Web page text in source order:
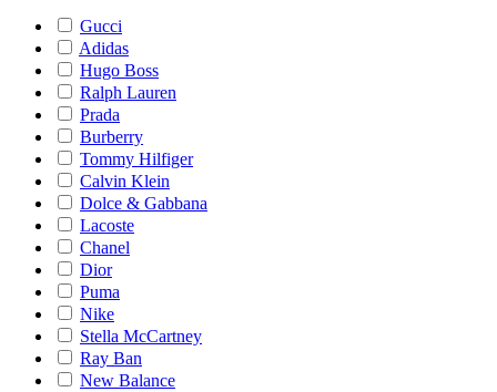
Gucci
Adidas
Hugo Boss
Ralph Lauren
Prada
Burberry
Tommy Hilfiger
Calvin Klein
Dolce & Gabbana
Lacoste
Chanel
Dior
Puma
Nike
Stella McCartney
Ray Ban
New Balance